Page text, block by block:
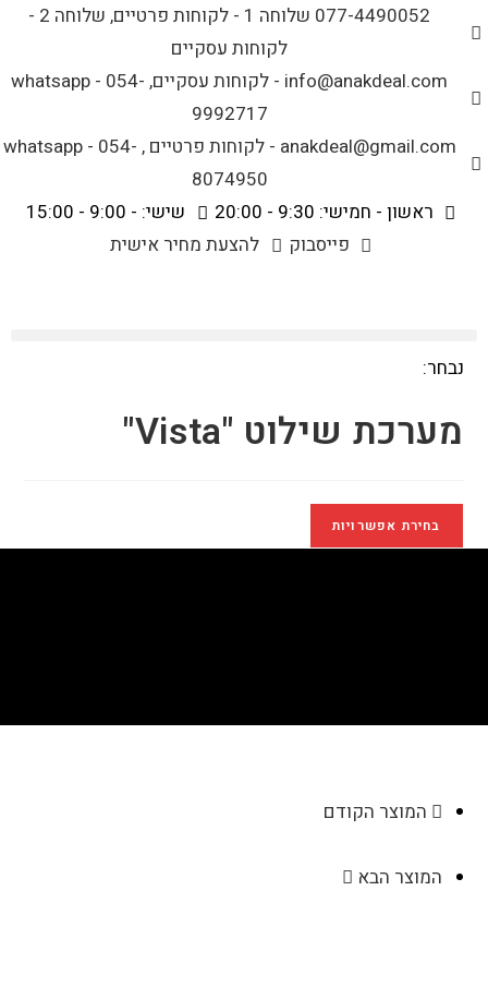
077-4490052 שלוחה 1 - לקוחות פרטיים, שלוחה 2 -
לקוחות עסקיים
info@anakdeal.com - לקוחות עסקיים, whatsapp - 054-
9992717
anakdeal@gmail.com - לקוחות פרטיים , whatsapp - 054-
8074950
ראשון - חמישי: 9:30 - 20:00
שישי: - 9:00 - 15:00
פייסבוק
להצעת מחיר אישית
נבחר:
מערכת שילוט "Vista"
בחירת אפשרויות
המוצר הקודם
המוצר הבא